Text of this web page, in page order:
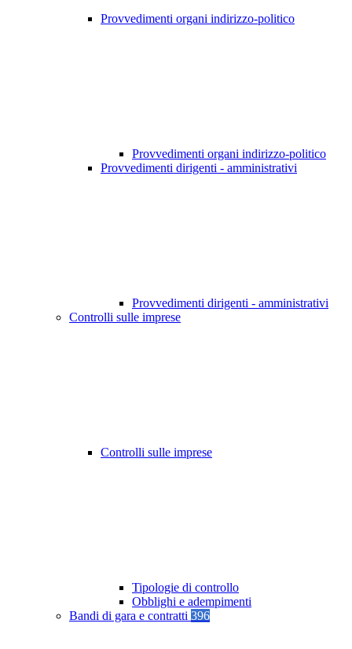
Provvedimenti organi indirizzo-politico
Provvedimenti organi indirizzo-politico
Provvedimenti dirigenti - amministrativi
Provvedimenti dirigenti - amministrativi
Controlli sulle imprese
Controlli sulle imprese
Tipologie di controllo
Obblighi e adempimenti
Bandi di gara e contratti 396